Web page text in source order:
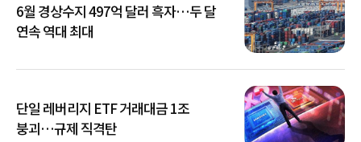
6월 경상수지 497억 달러 흑자…두 달
연속 역대 최대
단일 레버리지 ETF 거래대금 1조
붕괴…규제 직격탄